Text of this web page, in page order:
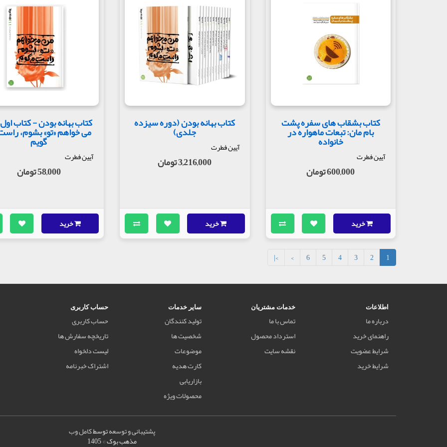
کتاب بشقاب های سفره پشت
بام مان: تبعات ماهواره در
خانواده
آیین فطرت
600,000 تومان
خرید
کتاب بهانه بودن (دوره سیزده
جلدی)
آیین فطرت
3,216,000 تومان
خرید
کتاب بهانه بودن - کتاب
می خواهم «تو» بشوم،
گویم
آیین فطرت
58,000 تومان
خرید
1
2
3
4
5
6
>
>|
اطلاعات
درباره ما
راهنمای خرید
شرایط عضویت
شرایط خرید
خدمات مشتریان
تماس با ما
استرداد محصول
نقشه سایت
سایر خدمات
تولید کنندگان
شخصیت ها
موضوعات
کارت هدیه
بازاریابی
محصولات ویژه
حساب کاربری
حساب کاربری
تاریخچه سفارش ها
لیست دلخواه
اشتراک خبرنامه
پشتیبانی و توسعهتوسطکامل وب
مذهب بوک © 1405